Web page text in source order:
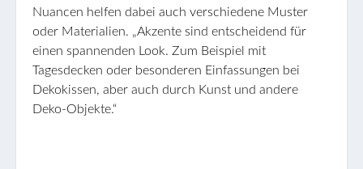
Nuancen helfen dabei auch verschiedene Muster
oder Materialien. „Akzente sind entscheidend für
einen spannenden Look. Zum Beispiel mit
Tagesdecken oder besonderen Einfassungen bei
Dekokissen, aber auch durch Kunst und andere
Deko-Objekte.“